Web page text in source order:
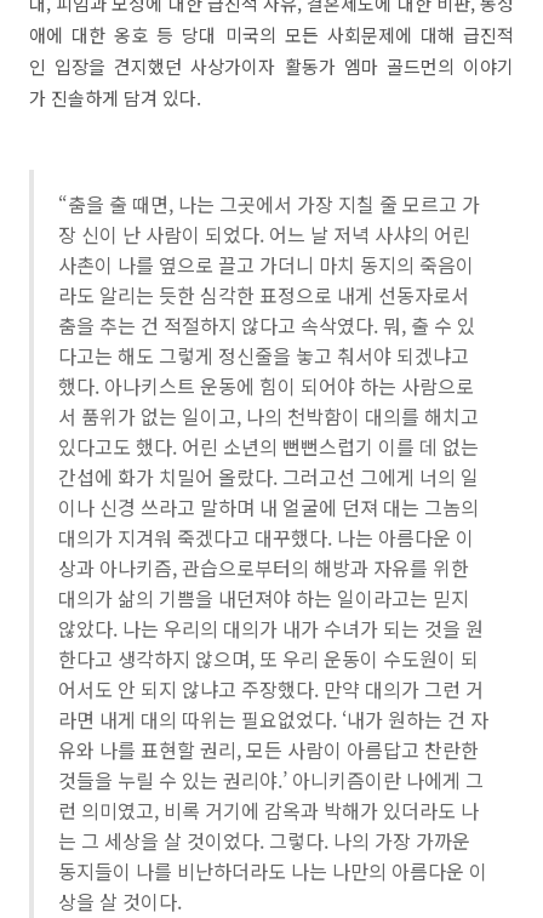
애에 대한 옹호 등 당대 미국의 모든 사회문제에 대해 급진적
인 입장을 견지했던 사상가이자 활동가 엠마 골드먼의 이야기
가 진솔하게 담겨 있다.
“춤을 출 때면, 나는 그곳에서 가장 지칠 줄 모르고 가
장 신이 난 사람이 되었다. 어느 날 저녁 사샤의 어린
사촌이 나를 옆으로 끌고 가더니 마치 동지의 죽음이
라도 알리는 듯한 심각한 표정으로 내게 선동자로서
춤을 추는 건 적절하지 않다고 속삭였다. 뭐, 출 수 있
다고는 해도 그렇게 정신줄을 놓고 춰서야 되겠냐고
했다. 아나키스트 운동에 힘이 되어야 하는 사람으로
서 품위가 없는 일이고, 나의 천박함이 대의를 해치고
있다고도 했다. 어린 소년의 뻔뻔스럽기 이를 데 없는
간섭에 화가 치밀어 올랐다. 그러고선 그에게 너의 일
이나 신경 쓰라고 말하며 내 얼굴에 던져 대는 그놈의
대의가 지겨워 죽겠다고 대꾸했다. 나는 아름다운 이
상과 아나키즘, 관습으로부터의 해방과 자유를 위한
대의가 삶의 기쁨을 내던져야 하는 일이라고는 믿지
않았다. 나는 우리의 대의가 내가 수녀가 되는 것을 원
한다고 생각하지 않으며, 또 우리 운동이 수도원이 되
어서도 안 되지 않냐고 주장했다. 만약 대의가 그런 거
라면 내게 대의 따위는 필요없었다. ‘내가 원하는 건 자
유와 나를 표현할 권리, 모든 사람이 아름답고 찬란한
것들을 누릴 수 있는 권리야.’ 아니키즘이란 나에게 그
런 의미였고, 비록 거기에 감옥과 박해가 있더라도 나
는 그 세상을 살 것이었다. 그렇다. 나의 가장 가까운
동지들이 나를 비난하더라도 나는 나만의 아름다운 이
상을 살 것이다.